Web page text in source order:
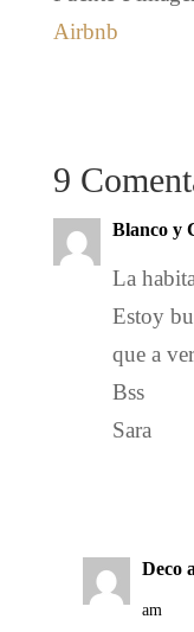
Airbnb
9
Blanco y
La
Estoy
que a
Bss
Sara
Deco
am